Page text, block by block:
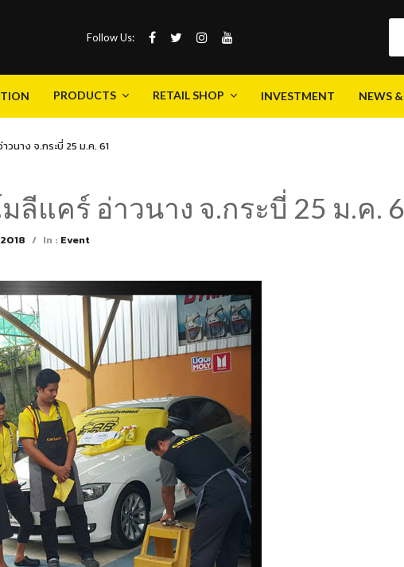
Follow Us:
PRODUCTS RETAIL SHOP INVESTMENT NEWS
PRODUCTS
นาง จ.กระบี่ 25 ม.ค. 61
ลีแคร์ อ่าวนาง จ.กระบี่ 25 ม.ค.
/ In : Event